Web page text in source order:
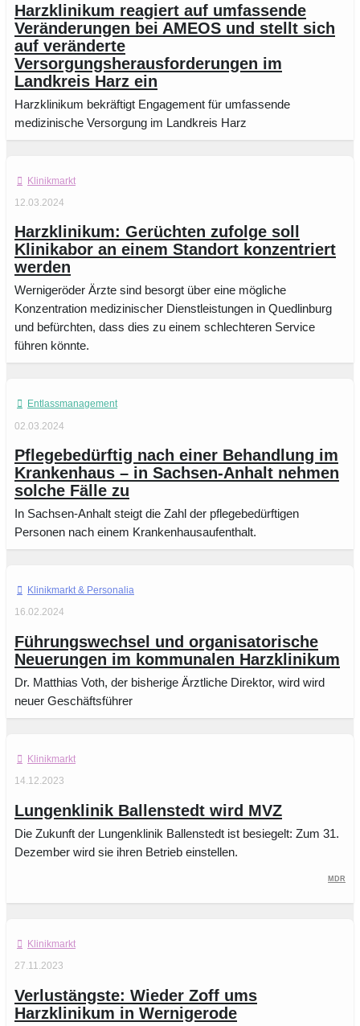
Harzklinikum reagiert auf umfassende
Veränderungen bei AMEOS und stellt sich
auf veränderte
Versorgungsherausforderungen im
Landkreis Harz ein
Harzklinikum bekräftigt Engagement für umfassende
medizinische Versorgung im Landkreis Harz
Klinikmarkt
12.03.2024
Harzklinikum: Gerüchten zufolge soll
Klinikabor an einem Standort konzentriert
werden
Wernigeröder Ärzte sind besorgt über eine mögliche
Konzentration medizinischer Dienstleistungen in Quedlinburg
und befürchten, dass dies zu einem schlechteren Service
führen könnte.
Entlassmanagement
02.03.2024
Pflegebedürftig nach einer Behandlung im
Krankenhaus – in Sachsen-Anhalt nehmen
solche Fälle zu
In Sachsen-Anhalt steigt die Zahl der pflegebedürftigen
Personen nach einem Krankenhausaufenthalt.
Klinikmarkt
16.02.2024
Führungswechsel und organisatorische
Neuerungen im kommunalen Harzklinikum
Dr. Matthias Voth, der bisherige Ärztliche Direktor, wird wird
neuer Geschäftsführer
Klinikmarkt
14.12.2023
Lungenklinik Ballenstedt wird MVZ
Die Zukunft der Lungenklinik Ballenstedt ist besiegelt: Zum 31.
Dezember wird sie ihren Betrieb einstellen.
MDR
Klinikmarkt
27.11.2023
Verlustängste: Wieder Zoff ums
Harzklinikum in Wernigerode